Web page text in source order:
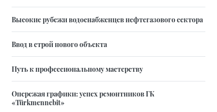
Высокие рубежи водоснабженцев нефтегазового сектора
Ввод в строй нового объекта
Путь к профессиональному мастерству
Опережая графики: успех ремонтников ГК
«Türkmennebit»